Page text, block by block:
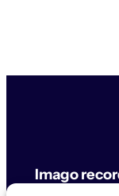
Imago